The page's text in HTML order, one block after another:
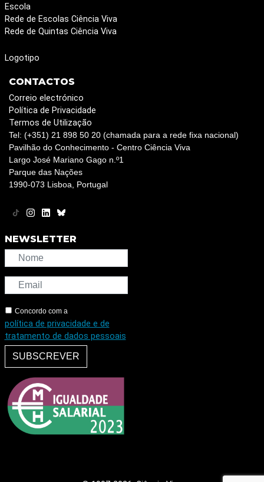
Escola
Rede de Escolas Ciência Viva
Rede de Quintas Ciência Viva
Logotipo
CONTACTOS
Correio electrónico
Política de Privacidade
Termos de Utilização
Tel: (+351) 21 898 50 20 (chamada para a rede fixa nacional)
Pavilhão do Conhecimento - Centro Ciência Viva
Largo José Mariano Gago n.º1
Parque das Nações
1990-073 Lisboa, Portugal
NEWSLETTER
Concordo com a
política de privacidade e de
tratamento de dados pessoais
SUBSCREVER